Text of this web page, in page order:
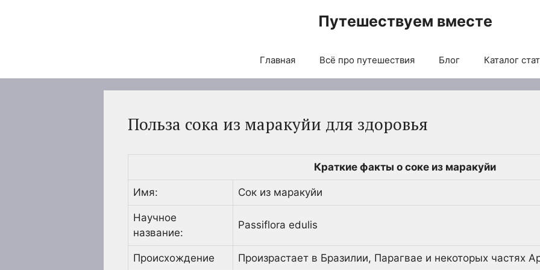
Путешествуем вместе
Главная Всё про путешествия Блог Каталог
Польза сока из маракуйи для здоровья
Краткие факты о соке из маракуйи
Имя: Сок из маракуйи
Научное
название:
Passiflora edulis
Происхождение Произрастает в Бразилии, Парагвае и некоторых частях